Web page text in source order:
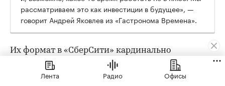
рассматриваем это как инвестиции в будущее», —
говорит Андрей Яковлев из «Гастронома Времена».
Их формат в «СберСити» кардинально
отличается от флагманского: там 2000 кв. м и
трафик с проездной трассы, здесь — 170 кв. м и
Лента Радио Офисы